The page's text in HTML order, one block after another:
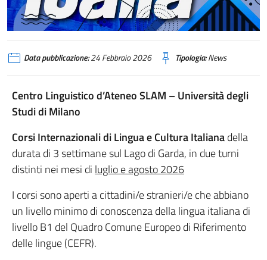
Data pubblicazione:24 Febbraio 2026 Tipologia:News
Centro Linguistico d’Ateneo SLAM – Università degli
Studi di Milano
Corsi Internazionali di Lingua e Cultura Italianadella
durata di 3 settimane sul Lago di Garda, in due turni
distinti nei mesi diluglio e agosto 2026
I corsi sono apertia cittadini/e stranieri/e che abbiano
un livello minimo di conoscenza della lingua italiana di
livello B1 del Quadro Comune Europeo di Riferimento
delle lingue (CEFR).